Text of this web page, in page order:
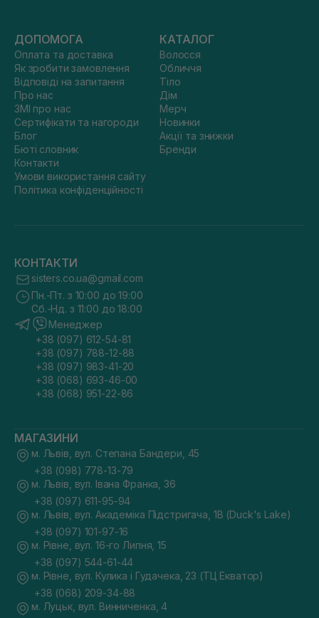
ДОПОМОГА
Оплата та доставка
Як зробити замовлення
Відповіді на запитання
Про нас
ЗМІ про нас
Сертифікати та нагороди
Блог
Бюті словник
Контакти
Умови використання сайту
Політика конфіденційності
КАТАЛОГ
Волосся
Обличчя
Тіло
Дім
Мерч
Новинки
Акції та знижки
Бренди
КОНТАКТИ
sisters.co.ua@gmail.com
Пн.-Пт. з 10:00 до 19:00
Сб.-Нд. з 11:00 до 18:00
Менеджер
+38 (097) 612-54-81
+38 (097) 788-12-88
+38 (097) 983-41-20
+38 (068) 693-46-00
+38 (068) 951-22-86
МАГАЗИНИ
м. Львів, вул. Степана Бандери, 45
+38 (098) 778-13-79
м. Львів, вул. Івана Франка, 36
+38 (097) 611-95-94
м. Львів, вул. Академіка Підстригача, 1В (Duck's Lake)
+38 (097) 101-97-16
м. Рівне, вул. 16-го Липня, 15
+38 (097) 544-61-44
м. Рівне, вул. Кулика і Гудачека, 23 (ТЦ Екватор)
+38 (068) 209-34-88
м. Луцьк, вул. Винниченка, 4